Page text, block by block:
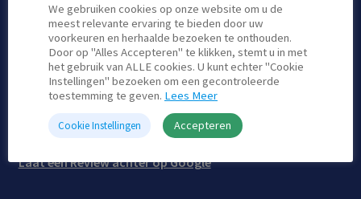
Contact
Telefoon: 0180-515-555
Email: info@atlascomputers.nl
Locatie: De Korf 41
2924 AH Krimpen aan den Ijssel
Laat een Review achter op Google
We gebruiken cookies op onze website om u de
meest relevante ervaring te bieden door uw
voorkeuren en herhaalde bezoeken te onthouden.
Door op "Alles Accepteren" te klikken, stemt u in met
het gebruik van ALLE cookies. U kunt echter "Cookie
Instellingen" bezoeken om een gecontroleerde
toestemming te geven. Lees Meer
Cookie Instellingen Accepteren